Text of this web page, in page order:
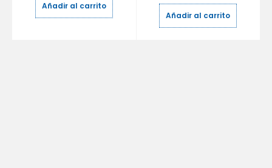
Añadir al carrito
Añadir al carrito